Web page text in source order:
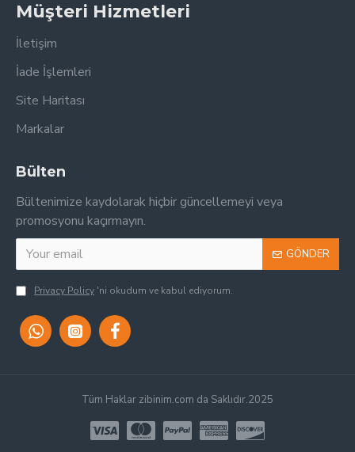
Müşteri Hizmetleri
İletişim
İade İşlemleri
Site Haritası
Markalar
Bülten
Bültenimize kaydolarak hiçbir güncellemeyi veya
promosyonu kaçırmayın.
GÖNDER
Privacy Policy 'ni okudum ve kabul ediyorum.
Tüm Haklar zibinim.com da Saklıdır.2025